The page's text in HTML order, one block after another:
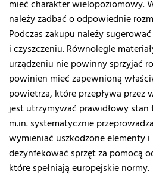
mieć charakter wielopoziomowy.
należy zadbać o odpowiednie
Podczas zakupu należy
i czyszczeniu. Równolegle
urządzeniu nie powinny sprzyjać
powinien mieć zapewnioną
powietrza, które przepływa przez
jest utrzymywać prawidłowy
m.in. systematycznie
wymieniać uszkodzone elementy
dezynfekować sprzęt za pomocą
które spełniają europejskie normy.